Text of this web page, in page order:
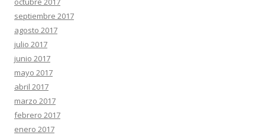
septiembre 2017
agosto 2017
julio 2017
junio 2017
mayo 2017
abril 2017
marzo 2017
febrero 2017
enero 2017